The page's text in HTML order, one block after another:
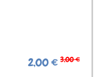
2,00 € 3,00 €